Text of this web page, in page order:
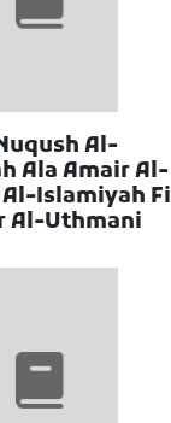
Al-
Ala Amair Al-
Islamiyah Fi
Al-Uthmani